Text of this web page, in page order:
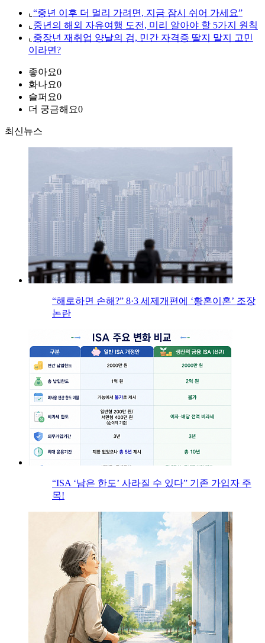
⌞ “중년 이후 더 멀리 가려면, 지금 잠시 쉬어 가세요”
⌞ 중년의 해외 자유여행 도전, 미리 알아야 할 5가지 원칙
⌞ 중장년 재취업 양날의 검, 민간 자격증 딸지 말지 고민
이라면?
좋아요0
화나요0
슬퍼요0
더 궁금해요0
최신뉴스
“해로하면 손해?” 8·3 세제개편에 ‘황혼이혼’ 조장
논란
“ISA ‘남은 한도’ 사라질 수 있다” 기존 가입자 주
목!